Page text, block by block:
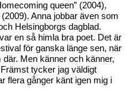
queen” (2004),
Anna jobbar även som
Helsingborgs dagblad.
en så himla bra poet. Det är
för ganska länge sen, när
Men känner och känner,
tycker jag väldigt
flera gånger känt igen mig i